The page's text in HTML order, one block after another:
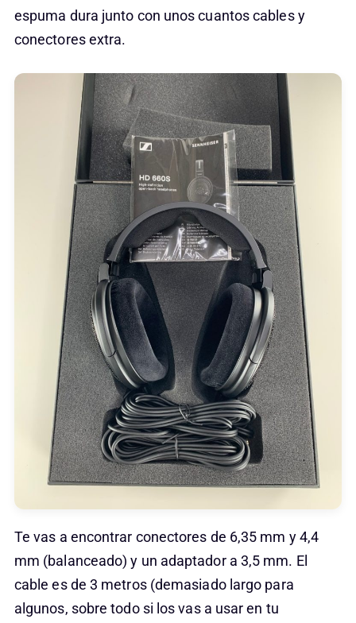
espuma dura junto con unos cuantos cables y
conectores extra.
Te vas a encontrar conectores de 6,35 mm y 4,4
mm (balanceado) y un adaptador a 3,5 mm. El
cable es de 3 metros (demasiado largo para
algunos, sobre todo si los vas a usar en tu